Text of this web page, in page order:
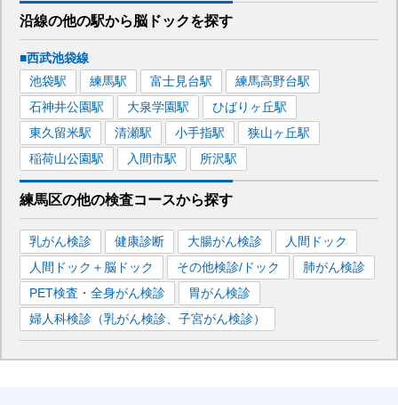
沿線の他の駅から脳ドックを探す
■西武池袋線
池袋駅 練馬駅 富士見台駅 練馬高野台駅
石神井公園駅 大泉学園駅 ひばりヶ丘駅
東久留米駅 清瀬駅 小手指駅 狭山ヶ丘駅
稲荷山公園駅 入間市駅 所沢駅
練馬区の他の検査コースから探す
乳がん検診 健康診断 大腸がん検診
人間ドック
人間ドック＋脳ドック
その他検診/ドック
肺がん検診
PET検査・全身がん検診
胃がん検診
婦人科検診（乳がん検診、子宮がん検診）